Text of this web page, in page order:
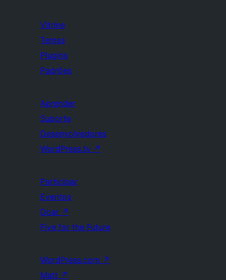
Vitrine
Temas
Plugins
Padrões
Aprender
Suporte
Desenvolvedores
WordPress.tv ↗
Participar
Eventos
Doar ↗
Five for the Future
WordPress.com ↗
Matt ↗